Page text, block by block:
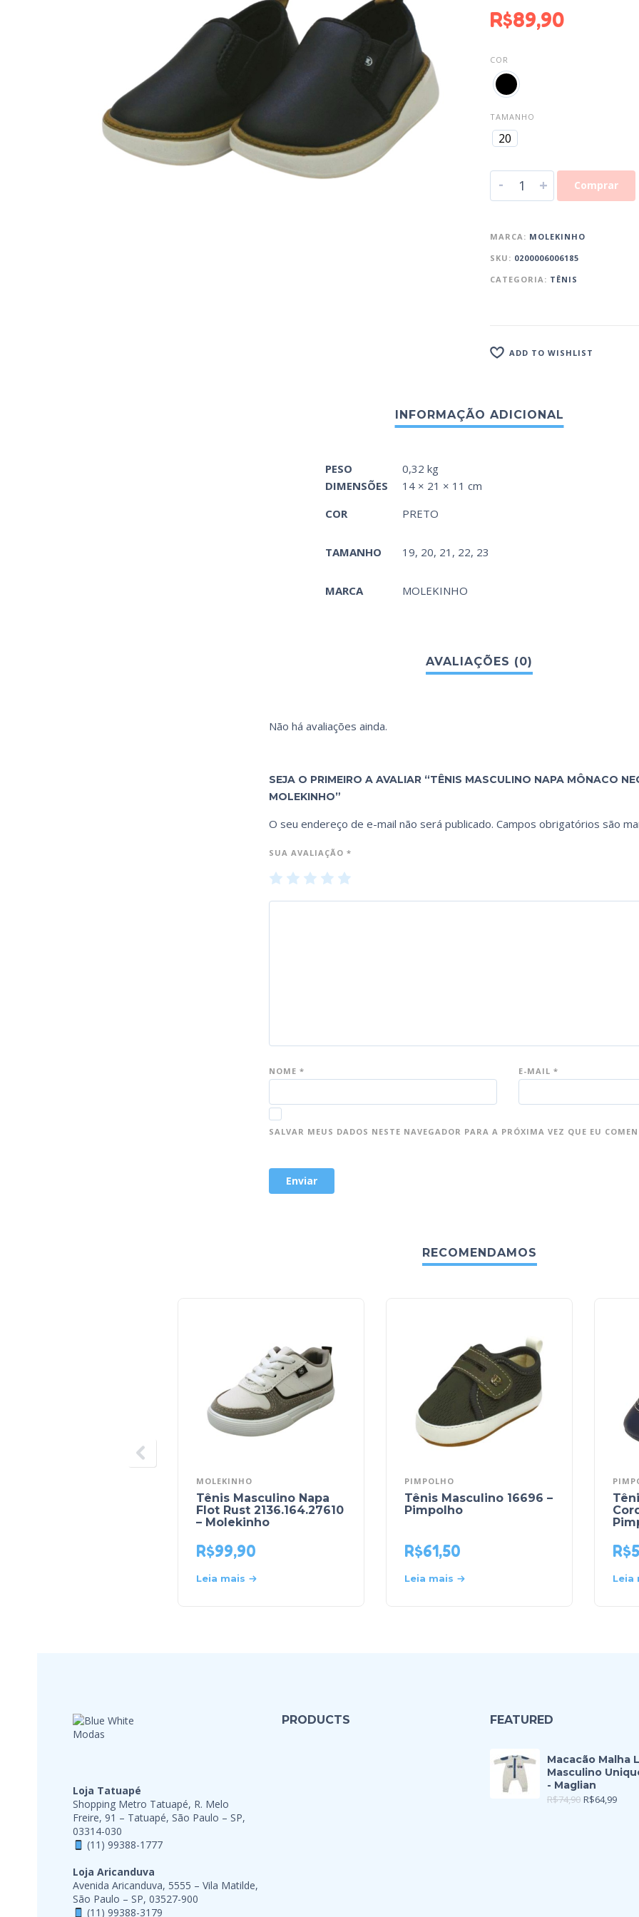
R$89,90
COR
TAMANHO
20
- + Comprar
MARCA: MOLEKINHO
SKU: 0200006006185
CATEGORIA: TÊNIS
ADD TO WISHLIST
PESO
0,32 kg
DIMENSÕES
14 × 21 × 11 cm
COR
PRETO
TAMANHO 19, 20, 21, 22, 23
MARCA MOLEKINHO
Não há avaliações ainda.
SEJA O PRIMEIRO A AVALIAR “TÊNIS MASCULINO NAPA MÔNACO
MOLEKINHO”
O seu endereço de e-mail não será publicado. Campos obrigatórios são
SUA AVALIAÇÃO *
1 2 3 4
NOME * E-MAIL *
SALVAR MEUS DADOS NESTE NAVEGADOR PARA A PRÓXIMA VEZ QUE EU
RECOMENDAMOS
MOLEKINHO
Tênis Masculino Napa
Flot Rust 2136.164.27610
– Molekinho
R$99,90
Leia mais
PIMPOLHO
Tênis Masculino 16696 –
Pimpolho
R$61,50
Leia mais
R$
Leia
Loja Tatuapé
Shopping Metro Tatuapé, R. Melo
Freire, 91 – Tatuapé, São Paulo – SP,
03314-030
(11) 99388-1777
Loja Aricanduva
Avenida Aricanduva, 5555 – Vila Matilde,
São Paulo – SP, 03527-900
(11) 99388-3179
PRODUCTS FEATURED
Macacão Malha
Masculino
- Maglian
R$74,90 R$64,99